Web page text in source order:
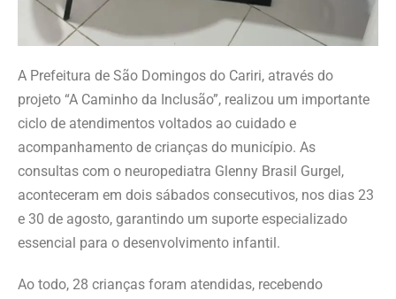
A Prefeitura de São Domingos do Cariri, através do
projeto “A Caminho da Inclusão”, realizou um importante
ciclo de atendimentos voltados ao cuidado e
acompanhamento de crianças do município. As
consultas com o neuropediatra Glenny Brasil Gurgel,
aconteceram em dois sábados consecutivos, nos dias 23
e 30 de agosto, garantindo um suporte especializado
essencial para o desenvolvimento infantil.
Ao todo, 28 crianças foram atendidas, recebendo